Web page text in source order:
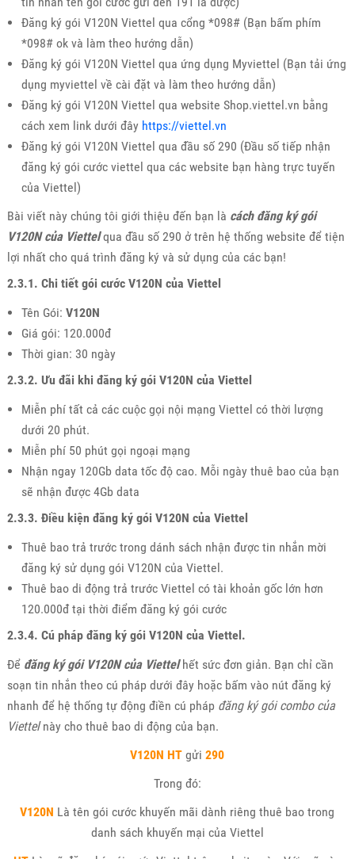
Đăng ký gói V120N Viettel qua cổng *098# (Bạn bấm phím
*098# ok và làm theo hướng dẫn)
Đăng ký gói V120N Viettel qua ứng dụng Myviettel (Bạn tải ứng
dụng myviettel về cài đặt và làm theo hướng dẫn)
Đăng ký gói V120N Viettel qua website Shop.viettel.vn bằng
cách xem link dưới đây https://viettel.vn
Đăng ký gói V120N Viettel qua đầu số 290 (Đầu số tiếp nhận
đăng ký gói cước viettel qua các website bạn hàng trực tuyến
của Viettel)
Bài viết này chúng tôi giới thiệu đến bạn là cách đăng ký gói
V120N của Viettelqua đầu số 290 ở trên hệ thống website để tiện
lợi nhất cho quá trình đăng ký và sử dụng của các bạn!
2.3.1. Chi tiết gói cước V120N của Viettel
Tên Gói: V120N
Giá gói: 120.000đ
Thời gian: 30 ngày
2.3.2. Ưu đãi khi đăng ký gói V120N của Viettel
Miễn phí tất cả các cuộc gọi nội mạng Viettel có thời lượng
dưới 20 phút.
Miễn phí 50 phút gọi ngoại mạng
Nhận ngay 120Gb data tốc độ cao. Mỗi ngày thuê bao của bạn
sẽ nhận được 4Gb data
2.3.3. Điều kiện đăng ký gói V120N của Viettel
Thuê bao trả trước trong dánh sách nhận được tin nhắn mời
đăng ký sử dụng gói V120N của Viettel.
Thuê bao di động trả trước Viettel có tài khoản gốc lớn hơn
120.000đ tại thời điểm đăng ký gói cước
2.3.4. Cú pháp đăng ký gói V120N của Viettel.
Để đăng ký gói V120N của Viettelhết sức đơn giản. Bạn chỉ cần
soạn tin nhắn theo cú pháp dưới đây hoặc bấm vào nút đăng ký
nhanh để hệ thống tự động điền cú pháp đăng ký gói combo của
Viettelnày cho thuê bao di động của bạn.
V120N HT gửi 290
Trong đó:
V120N Là tên gói cước khuyến mãi dành riêng thuê bao trong
danh sách khuyến mại của Viettel